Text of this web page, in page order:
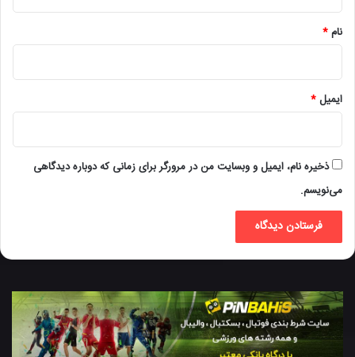
نام*
ایمیل*
ذخیره نام، ایمیل و وبسایت من در مرورگر برای زمانی که دوباره دیدگاهی
می‌نویسم.